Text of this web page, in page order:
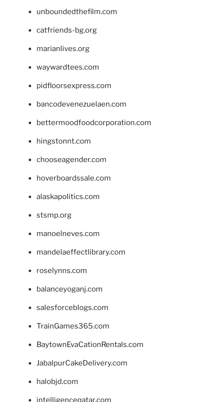
unboundedthefilm.com
catfriends-bg.org
marianlives.org
waywardtees.com
pidfloorsexpress.com
bancodevenezuelaen.com
bettermoodfoodcorporation.com
hingstonnt.com
chooseagender.com
hoverboardssale.com
alaskapolitics.com
stsmp.org
manoelneves.com
mandelaeffectlibrary.com
roselynns.com
balanceyoganj.com
salesforceblogs.com
TrainGames365.com
BaytownEvaCationRentals.com
JabalpurCakeDelivery.com
halobjd.com
intelligenceqatar.com